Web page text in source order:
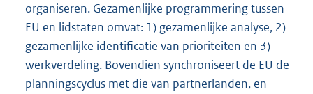
organiseren. Gezamenlijke programmering tussen
EU en lidstaten omvat: 1) gezamenlijke analyse, 2)
gezamenlijke identificatie van prioriteiten en 3)
werkverdeling. Bovendien synchroniseert de EU de
planningscyclus met die van partnerlanden, en